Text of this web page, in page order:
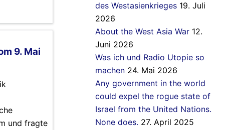
9. Mai
und fragte
des Westasienkrieges 19. Juli
2026
About the West Asia War 12.
Juni 2026
Was ich und Radio Utopie so
machen 24. Mai 2026
Any government in the world
could expel the rogue state of
Israel from the United Nations.
None does. 27. April 2025